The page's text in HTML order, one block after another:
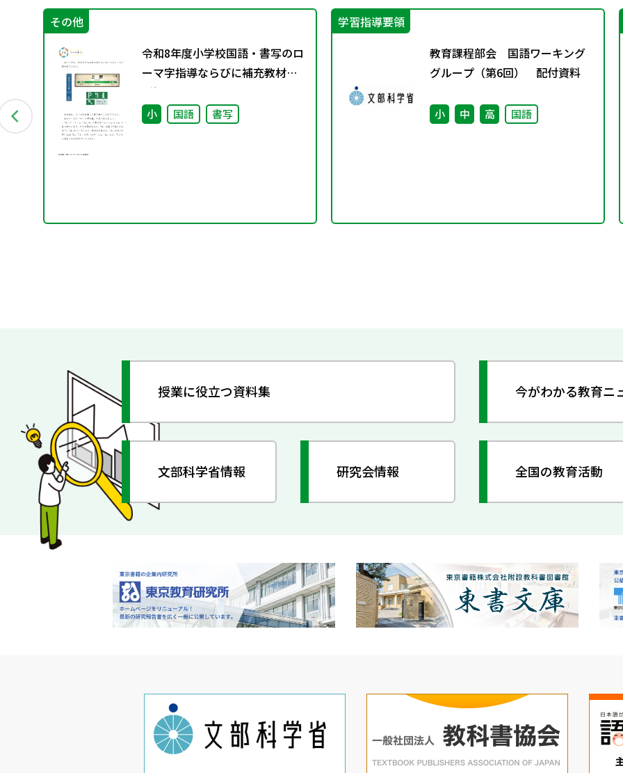
その他
令和8年度小学校国語・書写のロ
ーマ字指導ならびに補充教材の
ご提供について
小 国語 書写
学習指導要領
教育課程部会 国語ワーキング
グループ（第6回） 配付資料
小 中 高 国語
授業に役立つ資料集 今がわかる教育ニ
文部科学省情報 研究会情報 全国の教育活動